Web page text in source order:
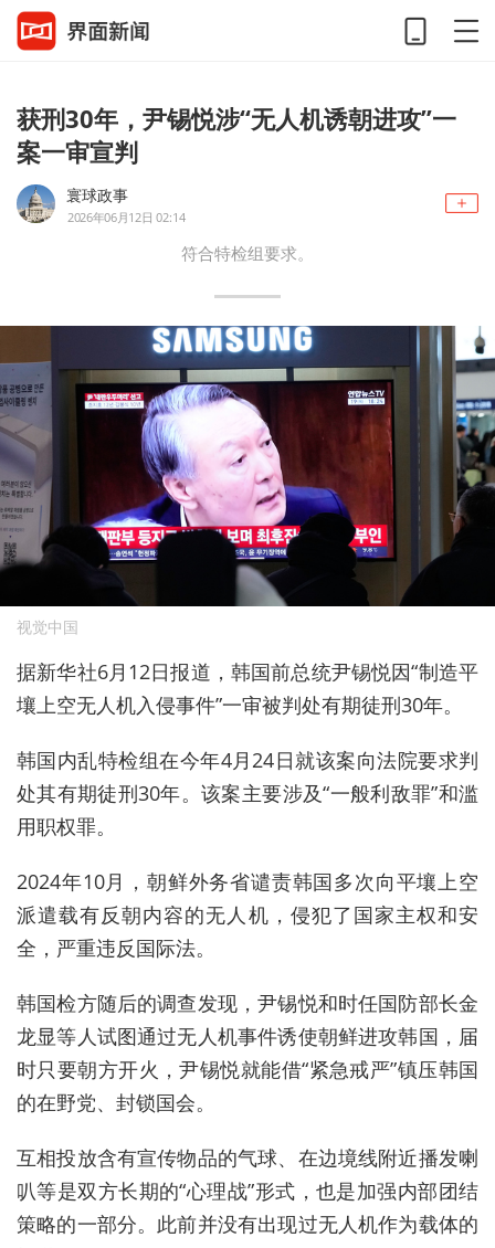
获刑30年，尹锡悦涉“无人机诱朝进攻”一
案一审宣判
寰球政事
2026年06月12日 02:14
符合特检组要求。
视觉中国
据新华社6月12日报道，韩国前总统尹锡悦因“制造平
壤上空无人机入侵事件”一审被判处有期徒刑30年。 ​​​
韩国内乱特检组在今年4月24日就该案向法院要求判
处其有期徒刑30年。该案主要涉及“一般利敌罪”和滥
用职权罪‌。
2024年10月，朝鲜外务省谴责韩国多次向平壤上空
派遣载有反朝内容的无人机，侵犯了国家主权和安
全，严重违反国际法。
韩国检方随后的调查发现，尹锡悦和时任国防部长金
龙显等人试图通过无人机事件诱使朝鲜进攻韩国，届
时只要朝方开火，尹锡悦就能借“紧急戒严”镇压韩国
的在野党、封锁国会。
互相投放含有宣传物品的气球、在边境线附近播发喇
叭等是双方长期的“心理战”形式，也是加强内部团结
策略的一部分。此前并没有出现过无人机作为载体的